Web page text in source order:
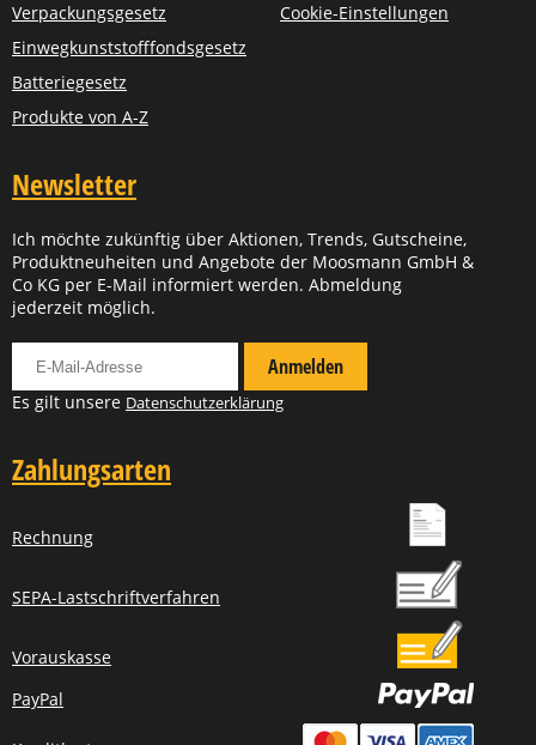
Verpackungsgesetz
Einwegkunststofffondsgesetz
Batteriegesetz
Produkte von A-Z
Cookie-Einstellungen
Newsletter
Ich möchte zukünftig über Aktionen, Trends, Gutscheine,
Produktneuheiten und Angebote der Moosmann GmbH &
Co KG per E-Mail informiert werden. Abmeldung
jederzeit möglich.
Anmelden
Es gilt unsere Datenschutzerklärung
Zahlungsarten
Rechnung
SEPA-Lastschriftverfahren
Vorauskasse
PayPal